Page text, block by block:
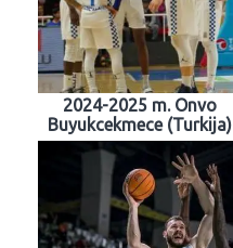
2024-2025 m. Onvo
Buyukcekmece (Turkija)